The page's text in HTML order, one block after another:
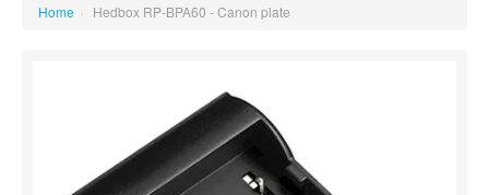
Home › Hedbox RP-BPA60 - Canon plate